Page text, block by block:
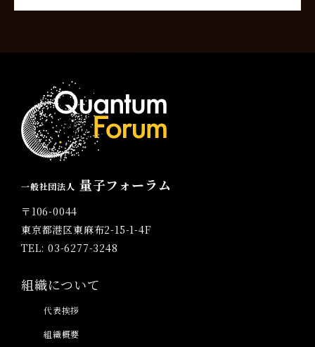
一般社団法人 量子フォーラム
〒106-0044
東京都港区東麻布2-15-1-4F
TEL: 03-6277-3248
組織について
代表挨拶
組織概要